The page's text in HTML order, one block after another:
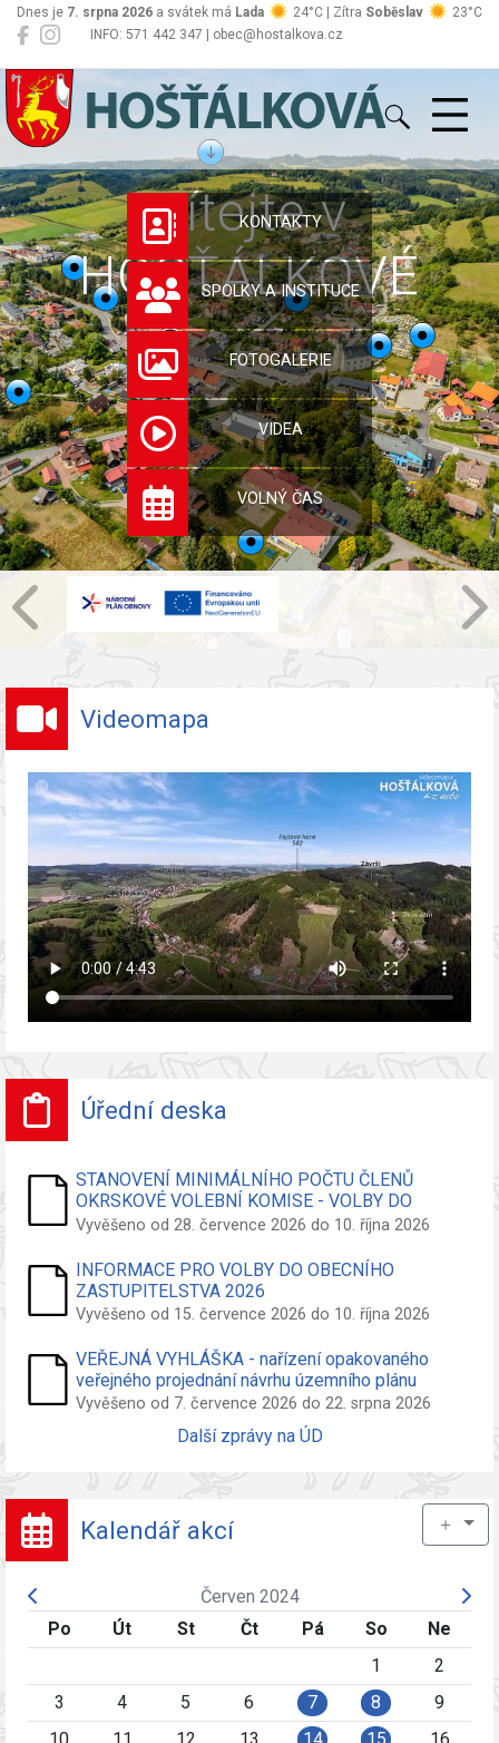
INFO: 571 442 347 | obec@hostalkova.cz
Dnes je 7. srpna 2026 a svátek má Lada 24°C | Zítra Soběslav 23°C
Hošťálková
Vítejte v
HOŠŤÁLKOVÉ
KONTAKTY
SPOLKY A INSTITUCE
FOTOGALERIE
VIDEA
VOLNÝ ČAS
Videomapa
Úřední deska
STANOVENÍ MINIMÁLNÍHO POČTU ČLENŮ
OKRSKOVÉ VOLEBNÍ KOMISE - VOLBY DO
ZASTUPITELSTVA OBCE
Vyvěšeno od 28. července 2026 do 10. října 2026
INFORMACE PRO VOLBY DO OBECNÍHO
ZASTUPITELSTVA 2026
Vyvěšeno od 15. července 2026 do 10. října 2026
VEŘEJNÁ VYHLÁŠKA - nařízení opakovaného
veřejného projednání návrhu územního plánu
Vyvěšeno od 7. července 2026 do 22. srpna 2026
Další zprávy na ÚD
Kalendář akcí ＋
Červen 2024
Po
Út St Čt Pá So
Ne
1
2
3
4 5 6 7 8
9